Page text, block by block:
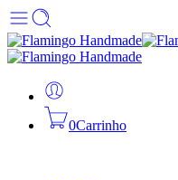
0Carrinho